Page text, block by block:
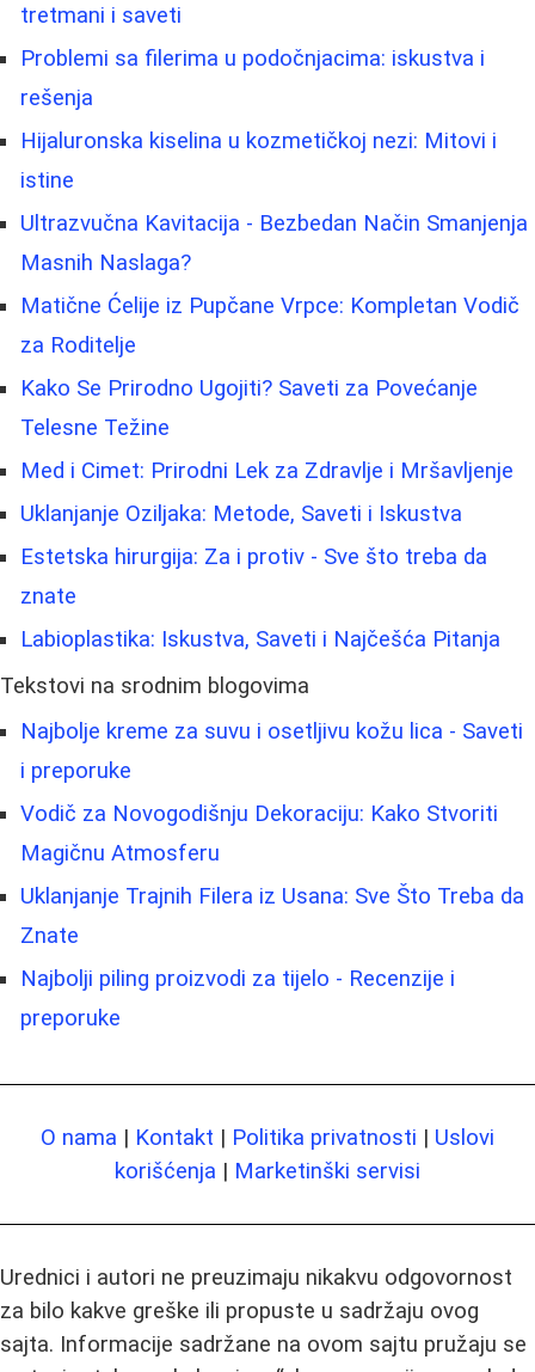
tretmani i saveti
Problemi sa filerima u podočnjacima: iskustva i
rešenja
Hijaluronska kiselina u kozmetičkoj nezi: Mitovi i
istine
Ultrazvučna Kavitacija - Bezbedan Način Smanjenja
Masnih Naslaga?
Matične Ćelije iz Pupčane Vrpce: Kompletan Vodič
za Roditelje
Kako Se Prirodno Ugojiti? Saveti za Povećanje
Telesne Težine
Med i Cimet: Prirodni Lek za Zdravlje i Mršavljenje
Uklanjanje Oziljaka: Metode, Saveti i Iskustva
Estetska hirurgija: Za i protiv - Sve što treba da
znate
Labioplastika: Iskustva, Saveti i Najčešća Pitanja
Tekstovi na srodnim blogovima
Najbolje kreme za suvu i osetljivu kožu lica - Saveti
i preporuke
Vodič za Novogodišnju Dekoraciju: Kako Stvoriti
Magičnu Atmosferu
Uklanjanje Trajnih Filera iz Usana: Sve Što Treba da
Znate
Najbolji piling proizvodi za tijelo - Recenzije i
preporuke
O nama | Kontakt | Politika privatnosti | Uslovi
korišćenja | Marketinški servisi
Urednici i autori ne preuzimaju nikakvu odgovornost
za bilo kakve greške ili propuste u sadržaju ovog
sajta. Informacije sadržane na ovom sajtu pružaju se